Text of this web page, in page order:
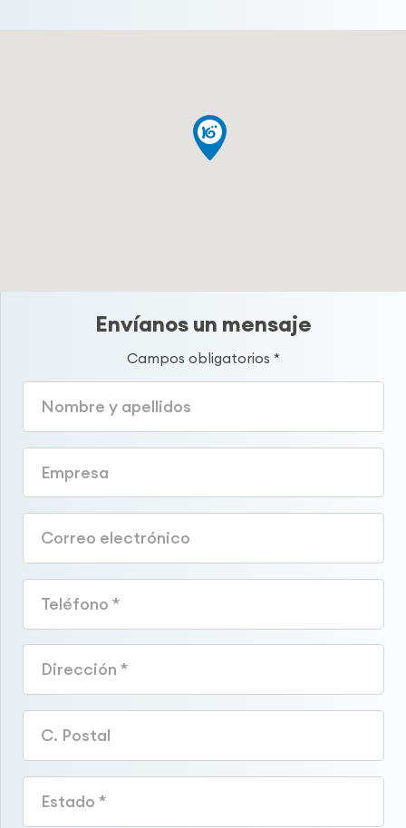
Envíanos un mensaje
Campos obligatorios *